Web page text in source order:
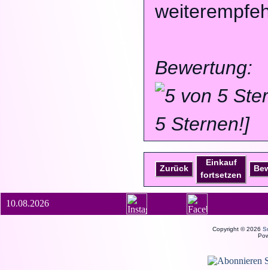
Bewertung:
5 Sternen!]
Zurück
Einkauf
fortsetzen
10.08.2026
Copyright © 2026